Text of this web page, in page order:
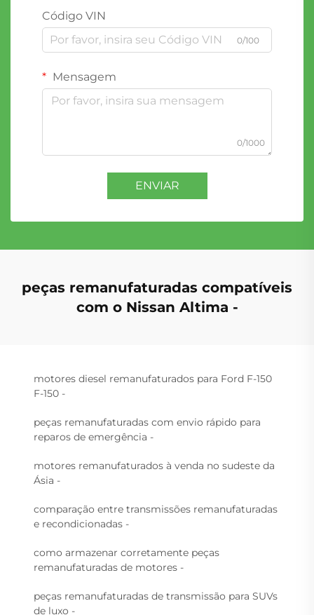
Código VIN
0/100
Mensagem
0/1000
ENVIAR
peças remanufaturadas compatíveis
com o Nissan Altima -
motores diesel remanufaturados para Ford F-150
F-150 -
peças remanufaturadas com envio rápido para
reparos de emergência -
motores remanufaturados à venda no sudeste da
Ásia -
comparação entre transmissões remanufaturadas
e recondicionadas -
como armazenar corretamente peças
remanufaturadas de motores -
peças remanufaturadas de transmissão para SUVs
de luxo -